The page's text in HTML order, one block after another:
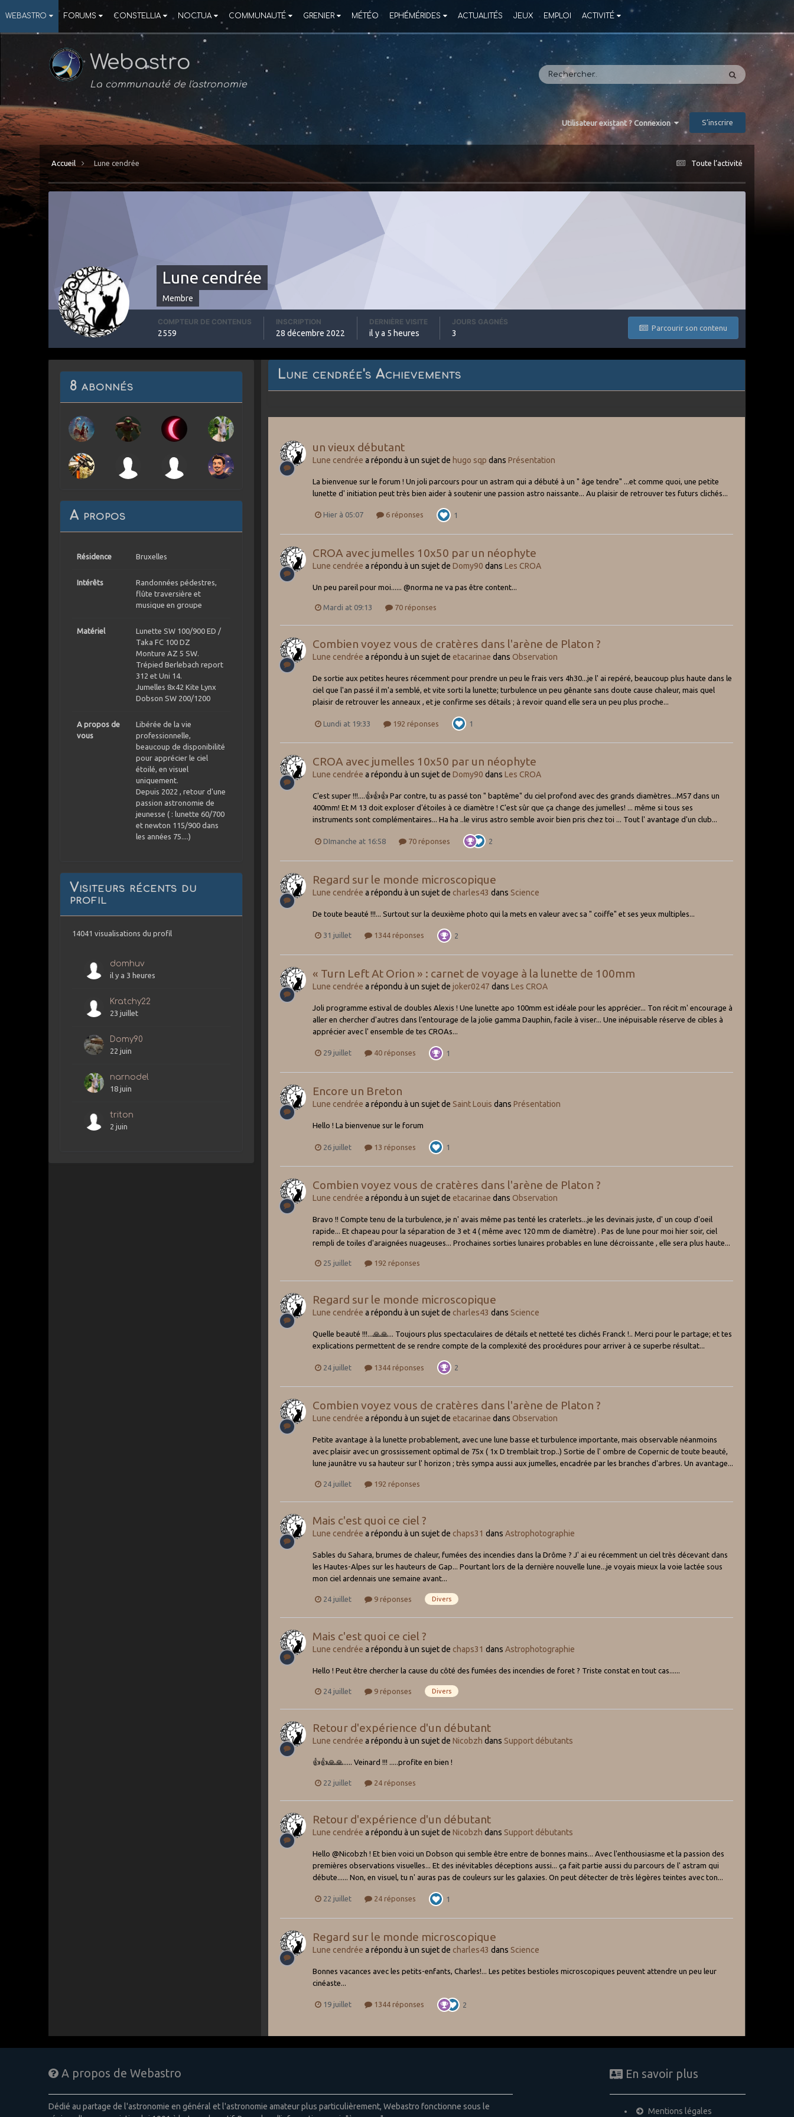
WEBASTRO FORUMS CONSTELLIA NOCTUA COMMUNAUTÉ GRENIER MÉTÉO EPHÉMÉRIDES ACTUALITÉS JEUX EMPLOI ACTIVITÉ
Webastro
La communauté de l'astronomie
Utilisateur existant ? Connexion S’inscrire
Toute l’activité
Accueil Lune cendrée
Lune cendrée
Membre
Parcourir son contenu
COMPTEUR DE CONTENUS
2559
INSCRIPTION
28 décembre 2022
DERNIÈRE VISITE
il y a 5 heures
JOURS GAGNÉS
3
8 abonnés
A propos
Résidence Bruxelles
Intérêts
Randonnées pédestres,
flûte traversière et
musique en groupe
Matériel
Lunette SW 100/900 ED /
Taka FC 100 DZ
Monture AZ 5 SW.
Trépied Berlebach report
312 et Uni 14.
Jumelles 8x42 Kite Lynx
Dobson SW 200/1200
A propos de
vous
Libérée de la vie
professionnelle,
beaucoup de disponibilité
pour apprécier le ciel
étoilé, en visuel
uniquement.
Depuis 2022 , retour d'une
passion astronomie de
jeunesse ( : lunette 60/700
et newton 115/900 dans
les années 75....)
Visiteurs récents du
profil
14041 visualisations du profil
domhuv
il y a 3 heures
Kratchy22
23 juillet
Domy90
22 juin
narnodel
18 juin
triton
2 juin
Lune cendrée's Achievements
un vieux débutant
Lune cendrée a répondu à un sujet de hugo sqp dansPrésentation
La bienvenue sur le forum ! Un joli parcours pour un astram qui a débuté à un " âge tendre" ...et comme quoi, une petite
lunette d' initiation peut très bien aider à soutenir une passion astro naissante... Au plaisir de retrouver tes futurs clichés...
Hier à 05:07 6 réponses 1
CROA avec jumelles 10x50 par un néophyte
Lune cendrée a répondu à un sujet deDomy90 dansLes CROA
Un peu pareil pour moi...... @norma ne va pas être content...
Mardi at 09:13 70 réponses
Combien voyez vous de cratères dans l'arène de Platon ?
Lune cendrée a répondu à un sujet deetacarinae dansObservation
De sortie aux petites heures récemment pour prendre un peu le frais vers 4h30...je l' ai repéré, beaucoup plus haute dans le
ciel que l'an passé il m'a semblé, et vite sorti la lunette; turbulence un peu gênante sans doute cause chaleur, mais quel
plaisir de retrouver les anneaux , et je confirme ses détails ; à revoir quand elle sera un peu plus proche...
Lundi at 19:33 192 réponses 1
CROA avec jumelles 10x50 par un néophyte
Lune cendrée a répondu à un sujet deDomy90 dansLes CROA
C'est super !!!....👍👍👍 Par contre, tu as passé ton " baptême" du ciel profond avec des grands diamètres...M57 dans un
400mm! Et M 13 doit exploser d'étoiles à ce diamètre ! C'est sûr que ça change des jumelles! ... même si tous ses
instruments sont complémentaires... Ha ha ..le virus astro semble avoir bien pris chez toi ... Tout l' avantage d'un club...
DImanche at 16:58 70 réponses 2
Regard sur le monde microscopique
Lune cendrée a répondu à un sujet de charles43 dans Science
De toute beauté !!!... Surtout sur la deuxième photo qui la mets en valeur avec sa " coiffe" et ses yeux multiples...
31 juillet 1344 réponses 2
« Turn Left At Orion » : carnet de voyage à la lunette de 100mm
Lune cendrée a répondu à un sujet dejoker0247 dansLes CROA
Joli programme estival de doubles Alexis ! Une lunette apo 100mm est idéale pour les apprécier... Ton récit m' encourage à
aller en chercher d'autres dans l'entourage de la jolie gamma Dauphin, facile à viser... Une inépuisable réserve de cibles à
apprécier avec l' ensemble de tes CROAs...
29 juillet 40 réponses 1
Encore un Breton
Lune cendrée a répondu à un sujet de Saint Louis dansPrésentation
Hello ! La bienvenue sur le forum
26 juillet 13 réponses 1
Combien voyez vous de cratères dans l'arène de Platon ?
Lune cendrée a répondu à un sujet deetacarinae dansObservation
Bravo !! Compte tenu de la turbulence, je n' avais même pas tenté les craterlets...je les devinais juste, d' un coup d'oeil
rapide... Et chapeau pour la séparation de 3 et 4 ( même avec 120 mm de diamètre) . Pas de lune pour moi hier soir, ciel
rempli de toiles d'araignées nuageuses... Prochaines sorties lunaires probables en lune décroissante , elle sera plus haute...
25 juillet 192 réponses
Regard sur le monde microscopique
Lune cendrée a répondu à un sujet de charles43 dans Science
Quelle beauté !!!...🙏🙏... Toujours plus spectaculaires de détails et netteté tes clichés Franck !.. Merci pour le partage; et tes
explications permettent de se rendre compte de la complexité des procédures pour arriver à ce superbe résultat...
24 juillet 1344 réponses 2
Combien voyez vous de cratères dans l'arène de Platon ?
Lune cendrée a répondu à un sujet deetacarinae dansObservation
Petite avantage à la lunette probablement, avec une lune basse et turbulence importante, mais observable néanmoins
avec plaisir avec un grossissement optimal de 75x ( 1x D tremblait trop..) Sortie de l' ombre de Copernic de toute beauté,
lune jaunâtre vu sa hauteur sur l' horizon ; très sympa aussi aux jumelles, encadrée par les branches d'arbres. Un avantage...
24 juillet 192 réponses
Mais c'est quoi ce ciel ?
Lune cendrée a répondu à un sujet de chaps31 dansAstrophotographie
Sables du Sahara, brumes de chaleur, fumées des incendies dans la Drôme ? J' ai eu récemment un ciel très décevant dans
les Hautes-Alpes sur les hauteurs de Gap... Pourtant lors de la dernière nouvelle lune...je voyais mieux la voie lactée sous
mon ciel ardennais une semaine avant...
24 juillet 9 réponses Divers
Mais c'est quoi ce ciel ?
Lune cendrée a répondu à un sujet de chaps31 dansAstrophotographie
Hello ! Peut être chercher la cause du côté des fumées des incendies de foret ? Triste constat en tout cas......
24 juillet 9 réponses Divers
Retour d'expérience d'un débutant
Lune cendrée a répondu à un sujet deNicobzh dans Support débutants
👍👍🙏🙏..... Veinard !!! .....profite en bien !
22 juillet 24 réponses
Retour d'expérience d'un débutant
Lune cendrée a répondu à un sujet deNicobzh dans Support débutants
Hello @Nicobzh ! Et bien voici un Dobson qui semble être entre de bonnes mains... Avec l'enthousiasme et la passion des
premières observations visuelles... Et des inévitables déceptions aussi... ça fait partie aussi du parcours de l' astram qui
débute...... Non, en visuel, tu n' auras pas de couleurs sur les galaxies. On peut détecter de très légères teintes avec ton...
22 juillet 24 réponses 1
Regard sur le monde microscopique
Lune cendrée a répondu à un sujet de charles43 dans Science
Bonnes vacances avec les petits-enfants, Charles!... Les petites bestioles microscopiques peuvent attendre un peu leur
cinéaste...
19 juillet 1344 réponses 2
A propos de Webastro
Dédié au partage de l'astronomie en général et l'astronomie amateur plus particulièrement, Webastro fonctionne sous le
En savoir plus
Mentions légales